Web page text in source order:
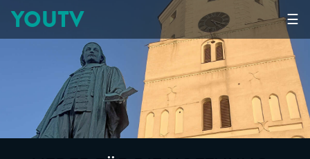
☰
YOUTV